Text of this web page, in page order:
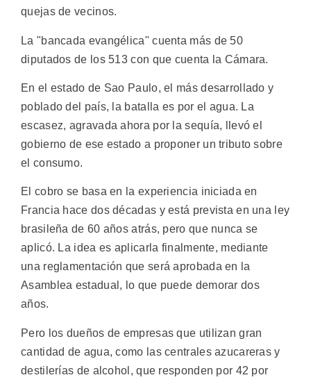
quejas de vecinos.
La "bancada evangélica" cuenta más de 50
diputados de los 513 con que cuenta la Cámara.
En el estado de Sao Paulo, el más desarrollado y
poblado del país, la batalla es por el agua. La
escasez, agravada ahora por la sequía, llevó el
gobierno de ese estado a proponer un tributo sobre
el consumo.
El cobro se basa en la experiencia iniciada en
Francia hace dos décadas y está prevista en una ley
brasileña de 60 años atrás, pero que nunca se
aplicó. La idea es aplicarla finalmente, mediante
una reglamentación que será aprobada en la
Asamblea estadual, lo que puede demorar dos
años.
Pero los dueños de empresas que utilizan gran
cantidad de agua, como las centrales azucareras y
destilerías de alcohol, que responden por 42 por